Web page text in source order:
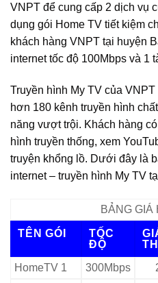
VNPT để cung cấp 2 dịch vụ
dụng gói Home TV tiết kiệm
khách hàng VNPT tại huyện
internet tốc độ 100Mbps và 1
Truyền hình My TV của
hơn 180 kênh truyền hình
năng vượt trội. Khách hàng
hình truyền thống, xem
truyện khổng lồ. Dưới đây là
internet – truyền hình My TV
BẢNG GIÁ
TÊN GÓI
TỐC
ĐỘ
HomeTV 1
300Mbps